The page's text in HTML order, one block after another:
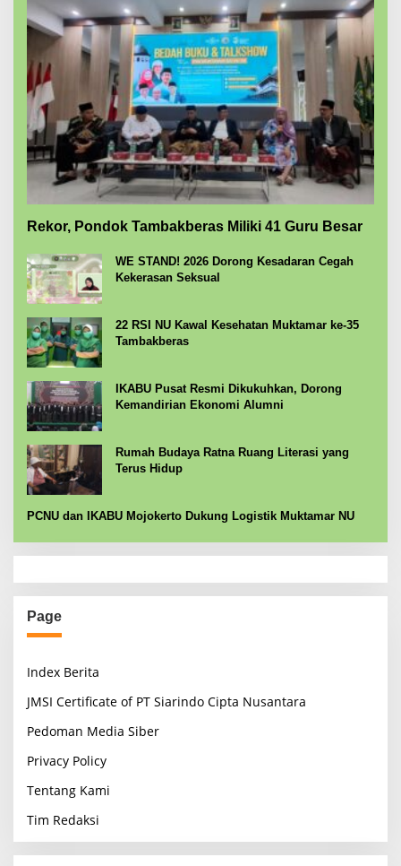
Rekor, Pondok Tambakberas Miliki 41 Guru Besar
WE STAND! 2026 Dorong Kesadaran Cegah
Kekerasan Seksual
22 RSI NU Kawal Kesehatan Muktamar ke-35
Tambakberas
IKABU Pusat Resmi Dikukuhkan, Dorong
Kemandirian Ekonomi Alumni
Rumah Budaya Ratna Ruang Literasi yang
Terus Hidup
PCNU dan IKABU Mojokerto Dukung Logistik Muktamar NU
Page
Index Berita
JMSI Certificate of PT Siarindo Cipta Nusantara
Pedoman Media Siber
Privacy Policy
Tentang Kami
Tim Redaksi